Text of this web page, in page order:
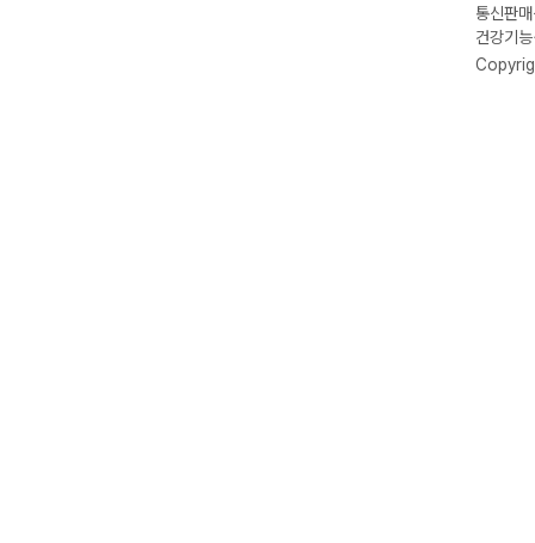
통신판
건강기